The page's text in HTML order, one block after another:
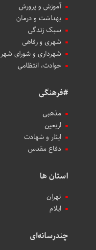
آموزش و پرورش
بهداشت و درمان
سبک زندگی
شهری و رفاهی
شهرداری و شورای شهر
حوادث، انتظامی
#فرهنگی
مذهبی
اربعین
ایثار و شهادت
دفاع مقدس
استان ها
تهران
ایلام
چندرسانه‌ای